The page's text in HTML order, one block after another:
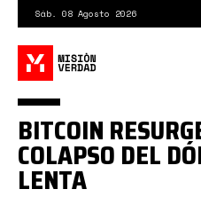
contenido
principal
Sáb. 08 Agosto 2026
BITCOIN
COLAPSO DEL
LENTA